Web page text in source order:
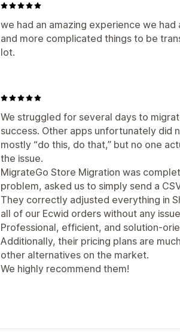
we had an amazing experience we
and more complicated things to be
lot.
We struggled for several days to
success. Other apps unfortunately
mostly “do this, do that,” but no one
the issue.
MigrateGo Store Migration was
problem, asked us to simply send a
They correctly adjusted everything in
all of our Ecwid orders without any
Professional, efficient, and solution-
Additionally, their pricing plans are
other alternatives on the market.
We highly recommend them!